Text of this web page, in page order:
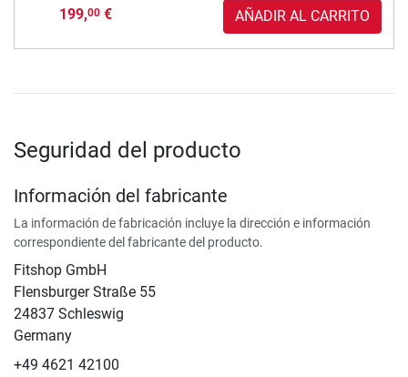
199,00€ AÑADIR AL CARRITO
Seguridad del producto
Información del fabricante
La información de fabricación incluye la dirección e información
correspondiente del fabricante del producto.
Fitshop GmbH
Flensburger Straße 55
24837 Schleswig
Germany
+49 4621 42100